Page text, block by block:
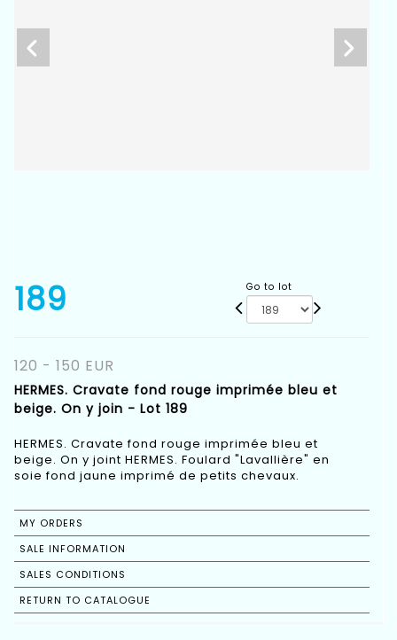
189 Go to lot
120 - 150 EUR
HERMES. Cravate fond rouge imprimée bleu et
beige. On y join - Lot 189
HERMES. Cravate fond rouge imprimée bleu et
beige. On y joint HERMES. Foulard "Lavallière" en
soie fond jaune imprimé de petits chevaux.
MY ORDERS
SALE INFORMATION
SALES CONDITIONS
RETURN TO CATALOGUE